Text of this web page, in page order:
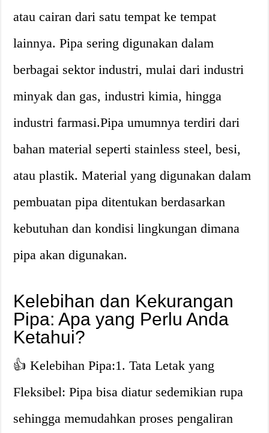
atau cairan dari satu tempat ke tempat
lainnya. Pipa sering digunakan dalam
berbagai sektor industri, mulai dari industri
minyak dan gas, industri kimia, hingga
industri farmasi.Pipa umumnya terdiri dari
bahan material seperti stainless steel, besi,
atau plastik. Material yang digunakan dalam
pembuatan pipa ditentukan berdasarkan
kebutuhan dan kondisi lingkungan dimana
pipa akan digunakan.
Kelebihan dan Kekurangan
Pipa: Apa yang Perlu Anda
Ketahui?
👍 Kelebihan Pipa:1. Tata Letak yang
Fleksibel: Pipa bisa diatur sedemikian rupa
sehingga memudahkan proses pengaliran